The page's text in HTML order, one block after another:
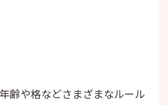
齢や格などさまざまなルール